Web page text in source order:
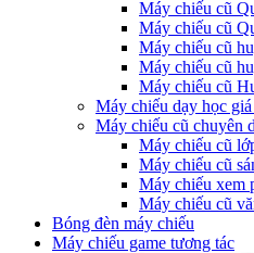
Máy chiếu cũ
Máy chiếu cũ
Máy chiếu cũ
Máy chiếu cũ
Máy chiếu cũ
Máy chiếu dạy học
Máy chiếu cũ chuyên
Máy chiếu cũ
Máy chiếu cũ
Máy chiếu xem
Máy chiếu cũ
Bóng đèn máy chiếu
Máy chiếu game tương tác